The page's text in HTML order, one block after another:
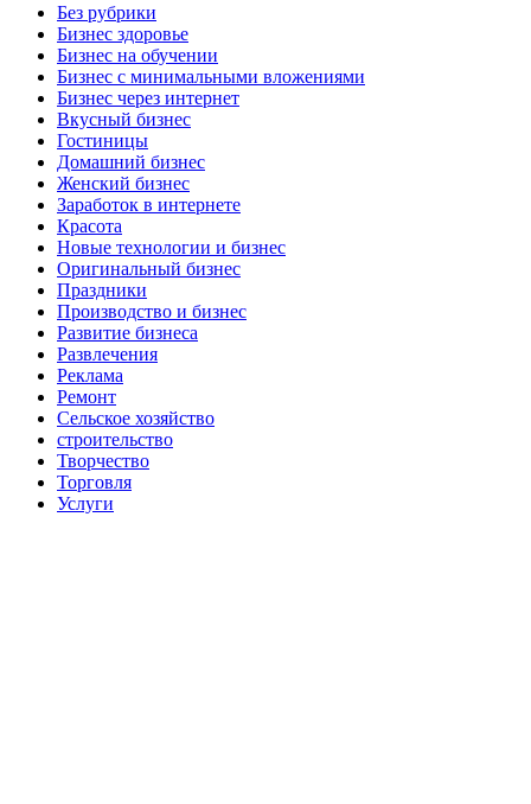
Без рубрики
Бизнес здоровье
Бизнес на обучении
Бизнес с минимальными вложениями
Бизнес через интернет
Вкусный бизнес
Гостиницы
Домашний бизнес
Женский бизнес
Заработок в интернете
Красота
Новые технологии и бизнес
Оригинальный бизнес
Праздники
Производство и бизнес
Развитие бизнеса
Развлечения
Реклама
Ремонт
Сельское хозяйство
строительство
Творчество
Торговля
Услуги